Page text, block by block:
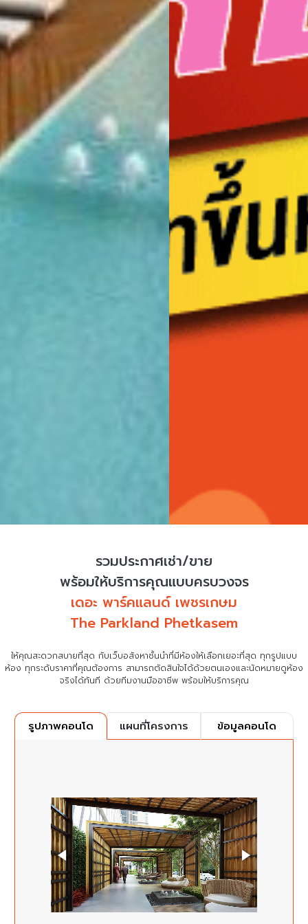
รวมประกาศเช่า/ขาย
พร้อมให้บริการคุณแบบครบวงจร
เดอะ พาร์คแลนด์ เพชรเกษม
The Parkland Phetkasem
ให้คุณสะดวกสบายที่สุด กับเว็บอสังหาชั้นนำที่มีห้องให้เลือกเยอะที่สุด ทุกรูปแบบ
ห้อง ทุกระดับราคาที่คุณต้องการ สามารถตัดสินใจได้ด้วยตนเองและนัดหมายดูห้อง
จริงได้ทันที ด้วยทีมงานมืออาชีพ พร้อมให้บริการคุณ
รูปภาพคอนโด แผนที่โครงการ ข้อมูลคอนโด